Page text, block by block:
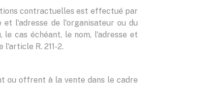
contractuelles est effectué par
l'adresse de l'organisateur ou du
cas échéant, le nom, l'adresse et
R. 211-2.
ou offrent à la vente dans le cadre